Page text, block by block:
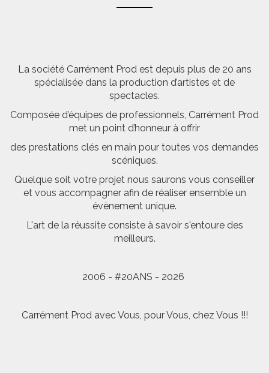
La société Carrément Prod est depuis plus de 20 ans
spécialisée dans la production d’artistes et de
spectacles.
Composée d’équipes de professionnels, Carrément Prod
met un point d’honneur à offrir
des prestations clés en main pour toutes vos demandes
scéniques.
Quelque soit votre projet nous saurons vous conseiller
et vous accompagner afin de réaliser ensemble un
évènement unique.
L'art de la réussite consiste à savoir s'entoure des
meilleurs.
2006 - #20ANS - 2026
Carrément Prod avec Vous, pour Vous, chez Vous !!!